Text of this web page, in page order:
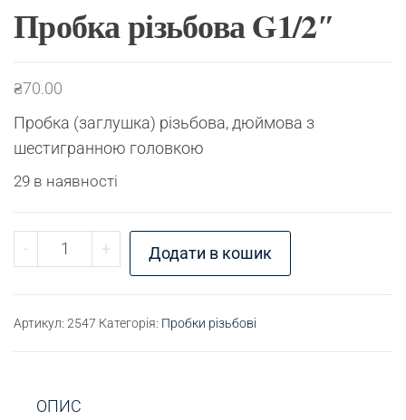
Пробка різьбова G1/2″
₴70.00
Пробка (заглушка) різьбова, дюймова з
шестигранною головкою
29 в наявності
- Пробка різьбова G1/2" кількість
+ Додати в кошик
Артикул: 2547 Категорія: Пробки різьбові
ОПИС